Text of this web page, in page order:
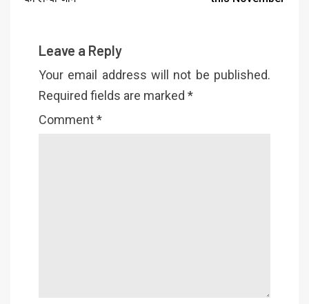
Leave a Reply
Your email address will not be published.
Required fields are marked *
Comment*